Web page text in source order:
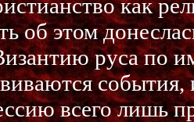
как
об этом
руса по
всего лишь